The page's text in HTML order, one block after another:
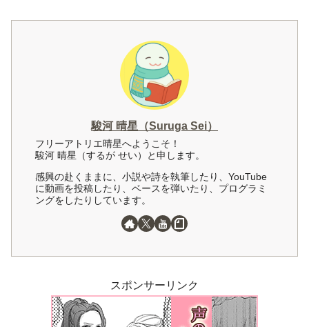
駿河 晴星（Suruga Sei）
フリーアトリエ晴星へようこそ！
駿河 晴星（するが せい）と申します。
感興の赴くままに、小説や詩を執筆したり、YouTube
に動画を投稿したり、ベースを弾いたり、プログラミ
ングをしたりしています。
スポンサーリンク